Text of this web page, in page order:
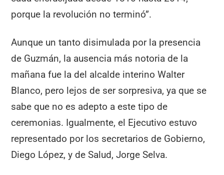
porque la revolución no terminó”.
Aunque un tanto disimulada por la presencia
de Guzmán, la ausencia más notoria de la
mañana fue la del alcalde interino Walter
Blanco, pero lejos de ser sorpresiva, ya que se
sabe que no es adepto a este tipo de
ceremonias. Igualmente, el Ejecutivo estuvo
representado por los secretarios de Gobierno,
Diego López, y de Salud, Jorge Selva.